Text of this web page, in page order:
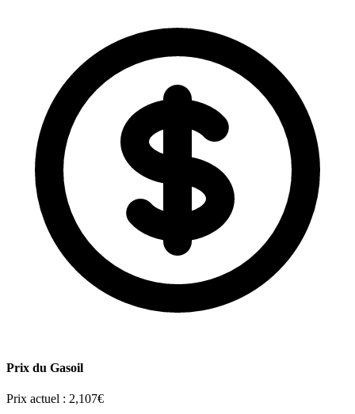
Prix du Gasoil
Prix actuel : 2,107€